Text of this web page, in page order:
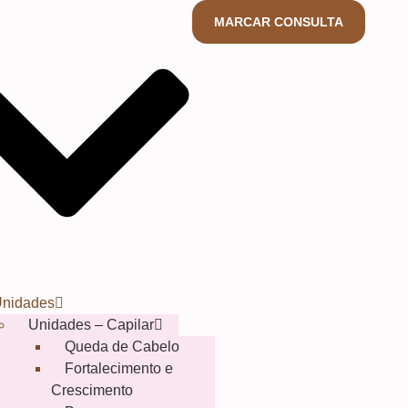
MARCAR CONSULTA
Unidades – Capilar
Queda de Cabelo
Fortalecimento e
Crescimento